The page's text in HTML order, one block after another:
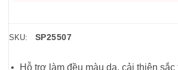
SKU: SP25507
Hỗ trợ làm đều màu da, cải thiện sắc